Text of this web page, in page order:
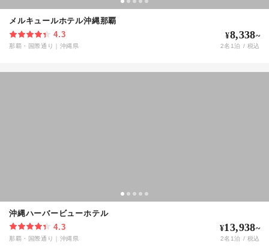
メルキュールホテル沖縄那覇
4.3
那覇・国際通り 沖縄県
¥8,338~
2名 1泊 / 税込
沖縄ハーバービューホテル
4.3
那覇・国際通り 沖縄県
¥13,938~
2名 1泊 / 税込